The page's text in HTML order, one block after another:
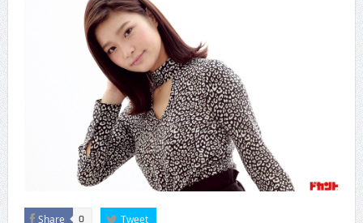
CINEMA×STYLE 285号
CINEMA×STYLE 294号
Share 0 Tweet